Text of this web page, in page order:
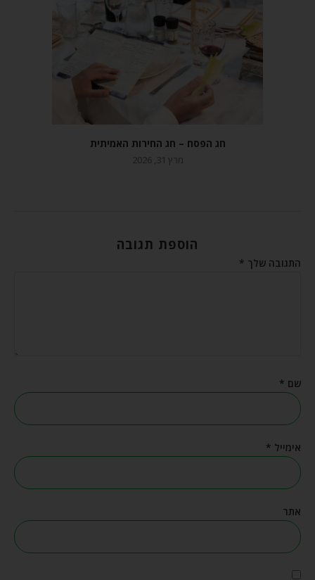
חג הפסח – חג החירות האמיתית
מרץ 31, 2026
הוספת תגובה
התגובה שלך *
שם *
אימייל *
אתר